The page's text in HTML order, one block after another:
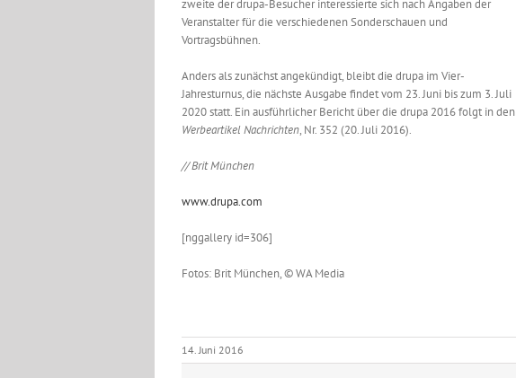
zweite der drupa-Besucher interessierte sich nach Angaben der
Veranstalter für die verschiedenen Sonderschauen und
Vortragsbühnen.
Anders als zunächst angekündigt, bleibt die drupa im Vier-
Jahresturnus, die nächste Ausgabe findet vom 23. Juni bis zum 3. Juli
2020 statt. Ein ausführlicher Bericht über die drupa 2016 folgt in den
Werbeartikel Nachrichten, Nr. 352 (20. Juli 2016).
// Brit München
www.drupa.com
[nggallery id=306]
Fotos: Brit München, © WA Media
14. Juni 2016